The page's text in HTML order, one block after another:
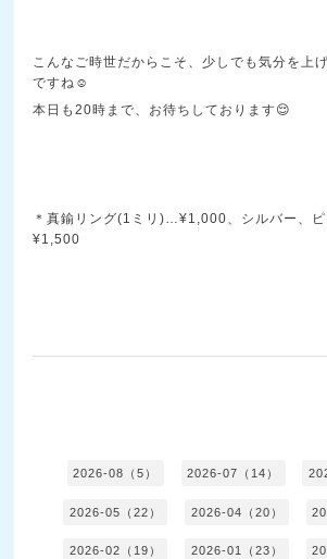
こんなご時世だからこそ、少しでも気分を上
ですね☺️
本日も20時まで、お待ちしております😌
＊真鍮リング(1ミリ)…¥1,000、シルバー、
¥1,500
2026-08（5） 2026-07（14）
2026-05（22） 2026-04（20）
2026-02（19） 2026-01（23）